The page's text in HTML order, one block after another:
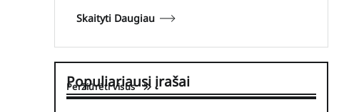
Skaityti Daugiau
Populiariausi įrašai
Peržiūrėti visus